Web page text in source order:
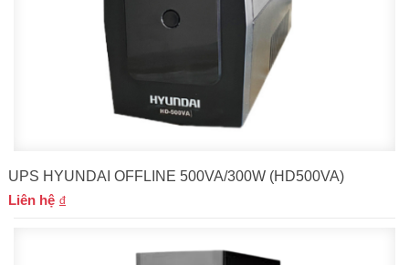
UPS HYUNDAI OFFLINE 500VA/300W (HD500VA)
Liên hệ